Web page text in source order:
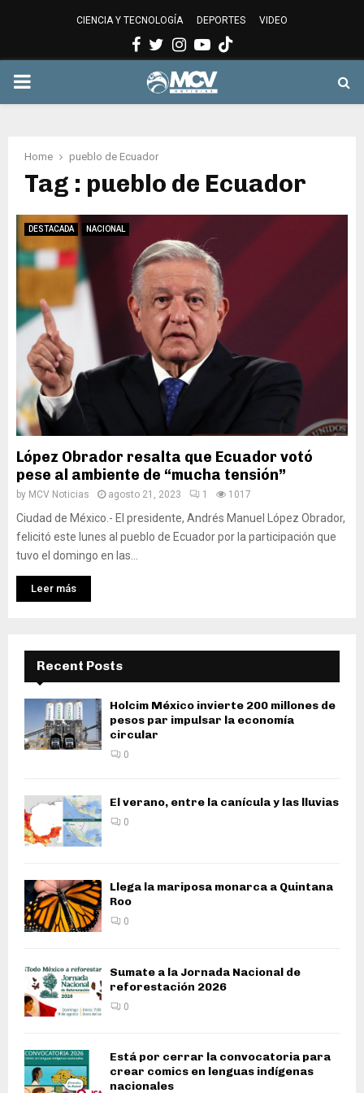
CIENCIA Y TECNOLOGÍA DEPORTES VIDEO
Facebook
Twitter
Instagram
Youtube
PRIMARY
Home pueblo de Ecuador
Tag : pueblo de Ecuador
DESTACADA NACIONAL
López Obrador resalta que Ecuador votó
pese al ambiente de “mucha tensión”
by MCV Noticias agosto 21, 2023 1 1017
Ciudad de México.- El presidente, Andrés Manuel López Obrador,
felicitó este lunes al pueblo de Ecuador por la participación que
tuvo el domingo en las...
Leer más
Recent Posts
Holcim México invierte 200 millones de
pesos par impulsar la economía
circular
0
El verano, entre la canícula y las lluvias
0
Llega la mariposa monarca a Quintana
Roo
0
Sumate a la Jornada Nacional de
reforestación 2026
0
Está por cerrar la convocatoria para
crear comics en lenguas indígenas
nacionales